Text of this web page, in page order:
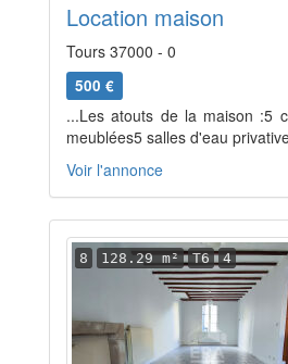
Location maison
Tours 37000 - 0
500 €
...Les atouts de la maison :5
meublées5 salles d'eau
Voir l'annonce
8 128.29 m² T6 4